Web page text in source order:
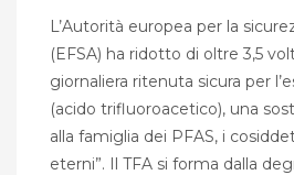
L’Autorità europea per la
(EFSA) ha ridotto di oltre 3,5
giornaliera ritenuta sicura per
(acido trifluoroacetico), una
alla famiglia dei PFAS, i
eterni”. Il TFA si forma dalla